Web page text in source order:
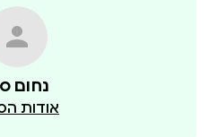
נחום
אודות